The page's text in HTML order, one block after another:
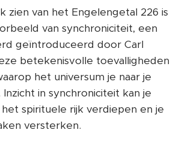
zien van het Engelengetal 226 is
van synchroniciteit, een
geïntroduceerd door Carl
betekenisvolle toevalligheden
het universum je naar je
in synchroniciteit kan je
spirituele rijk verdiepen en je
versterken.